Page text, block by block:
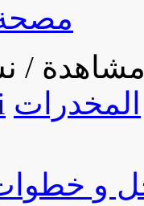
مصحة
/
المخدرات
و خطوات